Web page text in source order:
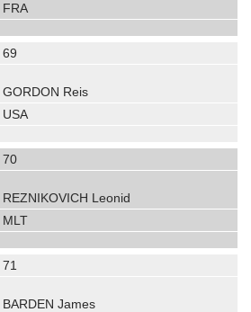
FRA
69
GORDON Reis
USA
70
REZNIKOVICH Leonid
MLT
71
BARDEN James